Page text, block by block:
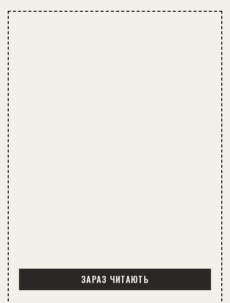
ЗАРАЗ ЧИТАЮТЬ